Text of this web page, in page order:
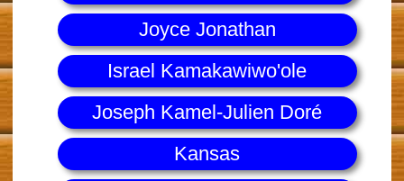
Joyce Jonathan
Israel Kamakawiwo'ole
Joseph Kamel-Julien Doré
Kansas